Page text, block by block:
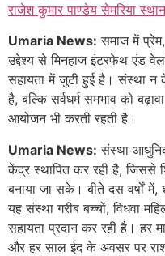
राजेश कुमार पाण्डेय सेमरिया
Umaria News: समाज में
उद्देश्य से मिनहाज इंटरफेथ एंड
सहायता में जुटी हुई है। संस्था न
है, बल्कि सर्वधर्म समभाव को
आयोजन भी करती रहती है।
Umaria News: संस्था
केंद्र स्थापित कर रही है, जिससे
बनाया जा सके। बीते दस वर्षों
यह संस्था गरीब बच्चों, विधवा
सहायता प्रदान कर रही है। हर
और हर साल ईद के अवसर पर